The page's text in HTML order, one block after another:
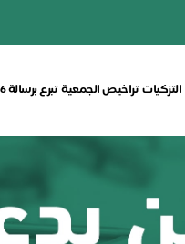
التزكيات تراخيص الجمعية تبرع برسالة 5056